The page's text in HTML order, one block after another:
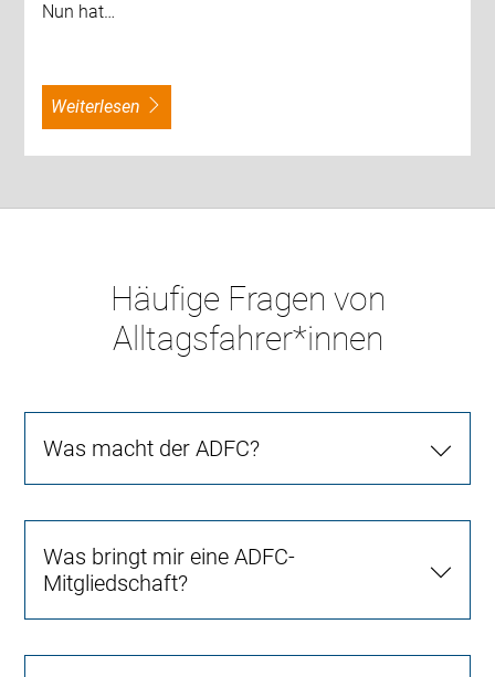
Nun hat…
weiterlesen
Häufige Fragen von
Alltagsfahrer*innen
Was macht der ADFC?
Was bringt mir eine ADFC-
Mitgliedschaft?